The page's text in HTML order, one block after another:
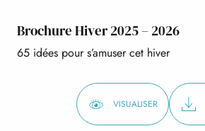
Brochure Hiver 2025 – 2026
65 idées pour s’amuser cet hiver
VISUALISER